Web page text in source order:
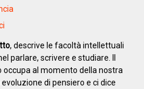
, descrive le facoltà intellettuali
parlare, scrivere e studiare. Il
occupa al momento della nostra
di pensiero e ci dice